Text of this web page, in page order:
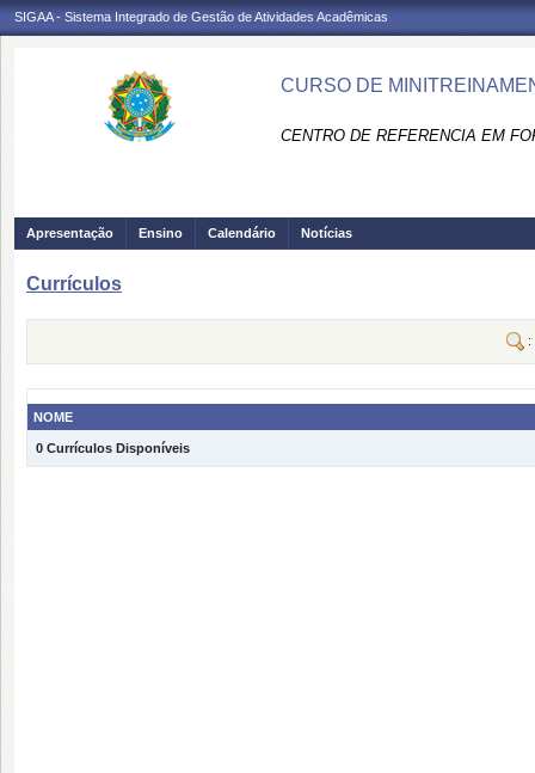
SIGAA - Sistema Integrado de Gestão de Atividades Acadêmicas
CURSO DE
CENTRO DE REFERENCIA EM
Apresentação Ensino Calendário Notícias
Currículos
:
NOME
0 Currículos Disponíveis